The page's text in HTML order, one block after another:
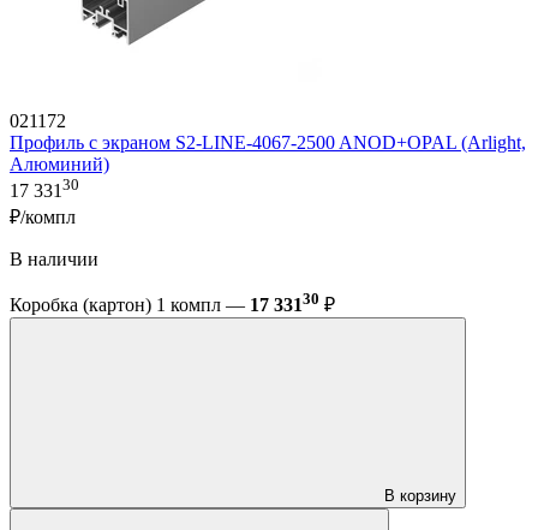
021172
Профиль с экраном S2-LINE-4067-2500 ANOD+OPAL (Arlight,
Алюминий)
17 33130
₽/компл
В наличии
Коробка (картон) 1 компл — 17 33130 ₽
В корзину